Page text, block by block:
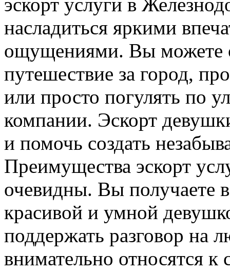
эскорт услуги в
насладиться яркими
ощущениями. Вы можете
путешествие за город,
или просто погулять по
компании. Эскорт
и помочь создать
Преимущества эскорт
очевидны. Вы получаете
красивой и умной
поддержать разговор на
внимательно относятся